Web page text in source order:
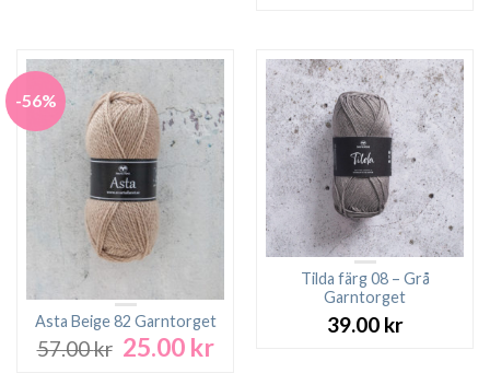
-56%
Asta Beige 82 Garntorget
57.00kr Det
25.00 krDet
Tilda färg 08 – Grå
Garntorget
39.00 kr